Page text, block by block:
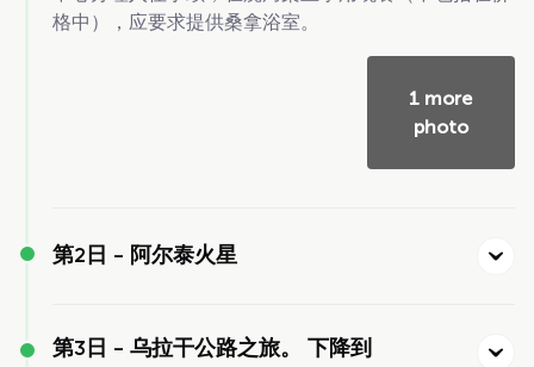
格中），应要求提供桑拿浴室。
1 more
photo
第2日 - 阿尔泰火星
第3日 - 乌拉干公路之旅。 下降到